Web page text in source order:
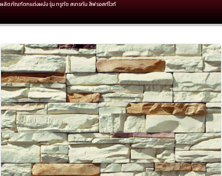
ผลิตภัณฑ์ตกแต่งผนัง รุ่น ทรูทัช สเทรทัม สีฟรอสท์ไวท์